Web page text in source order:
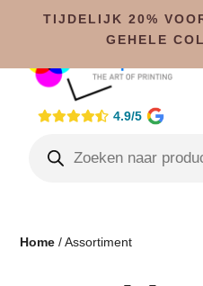
4.9/5
Home / Assortiment
TIJDELIJK 20%
GEHELE